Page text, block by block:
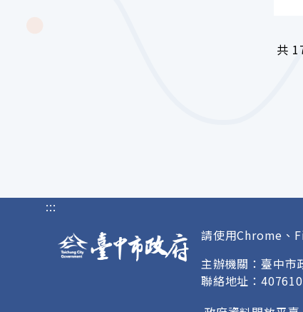
共
:::
請使用Chrome、
主辦機關：臺中市
聯絡地址：